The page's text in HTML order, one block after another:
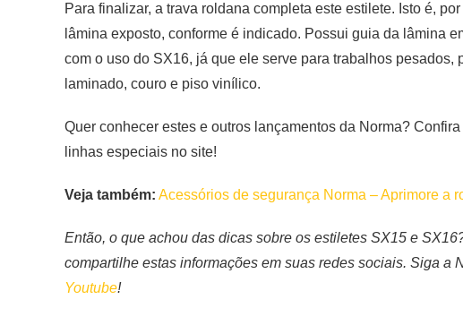
Para finalizar, a trava roldana completa este estilete. Isto é,
lâmina exposto, conforme é indicado. Possui guia da lâmina
com o uso do SX16, já que ele serve para trabalhos pesados,
laminado, couro e piso vinílico.
Quer conhecer estes e outros lançamentos da Norma?
linhas especiais no site!
Veja também: Acessórios de segurança Norma – Aprimore a
Então, o que achou das dicas sobre os estiletes SX15 e
compartilhe estas informações em suas redes sociais. Siga a
Youtube!